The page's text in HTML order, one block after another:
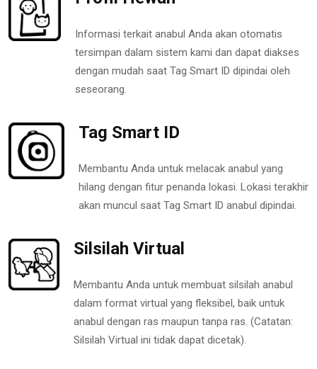
Informasi terkait anabul Anda akan otomatis
tersimpan dalam sistem kami dan dapat diakses
dengan mudah saat Tag Smart ID dipindai oleh
seseorang.
Tag Smart ID
Membantu Anda untuk melacak anabul yang
hilang dengan fitur penanda lokasi. Lokasi terakhir
akan muncul saat Tag Smart ID anabul dipindai.
Silsilah Virtual
Membantu Anda untuk membuat silsilah anabul
dalam format virtual yang fleksibel, baik untuk
anabul dengan ras maupun tanpa ras. (Catatan:
Silsilah Virtual ini tidak dapat dicetak).